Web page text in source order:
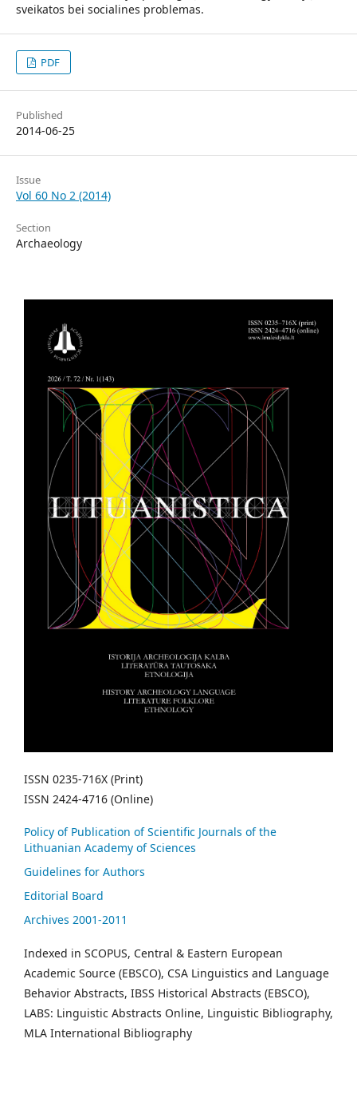
sveikatos bei socialines problemas.
PDF
Published
2014-06-25
Issue
Vol 60 No 2 (2014)
Section
Archaeology
ISSN 0235-716X (Print)
ISSN 2424-4716 (Online)
Policy of Publication of Scientific Journals of the
Lithuanian Academy of Sciences
Guidelines for Authors
Editorial Board
Archives 2001-2011
Indexed in SCOPUS, Central & Eastern European
Academic Source (EBSCO), CSA Linguistics and Language
Behavior Abstracts, IBSS Historical Abstracts (EBSCO),
LABS: Linguistic Abstracts Online, Linguistic Bibliography,
MLA International Bibliography